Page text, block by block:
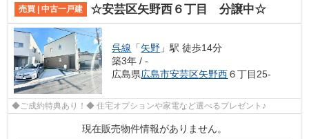
売買 | 中古一戸建 ☆安芸区矢野西６丁目 分譲中☆
呉線 「矢野 」駅 徒歩14分
築3年 / -
広島県広島市安芸区矢野西６丁目25-
◆ご成約特典あり！◆ 住宅オプションや家電など選べるプレゼント♪
現在販売物件情報がありません。